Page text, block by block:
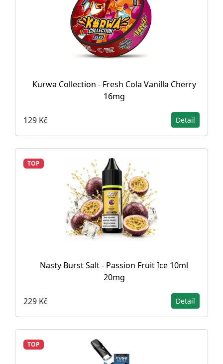
Kurwa Collection - Fresh Cola Vanilla Cherry
16mg
129 Kč Detail
TOP
Nasty Burst Salt - Passion Fruit Ice 10ml
20mg
229 Kč Detail
TOP